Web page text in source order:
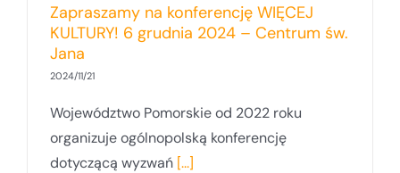
Zapraszamy na konferencję WIĘCEJ
KULTURY! 6 grudnia 2024 – Centrum św.
Jana
2024/11/21
Województwo Pomorskie od 2022 roku
organizuje ogólnopolską konferencję
dotyczącą wyzwań [...]